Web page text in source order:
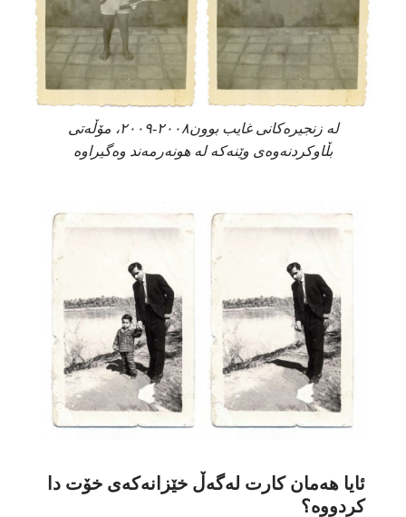
لە زنجیرەکانی غایب بوون٢٠٠٨-٢٠٠٩، مۆڵەتی
بڵاوکردنەوەی وێنەکە لە هونەرمەند وەگیراوە
ئایا هەمان کارت لەگەڵ خێزانەکەی خۆت دا
کردووە؟